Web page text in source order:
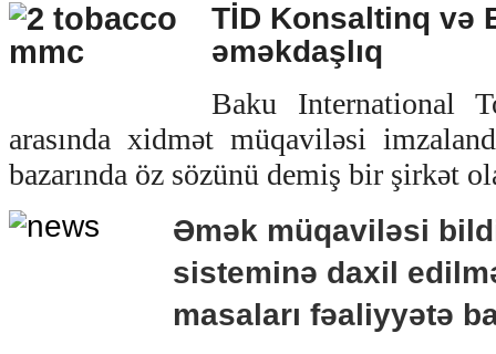
TİD Konsaltinq və
əməkdaşlıq
Baku International
arasında xidmət müqaviləsi
bazarında öz sözünü demiş bir şirkət
Əmək müqaviləsi
sisteminə daxil
masaları fəaliyyətə